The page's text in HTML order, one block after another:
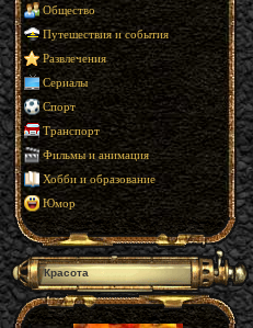
Общество
Путешествия и события
Развлечения
Сериалы
Спорт
Транспорт
Фильмы и анимация
Хобби и образование
Юмор
Красота